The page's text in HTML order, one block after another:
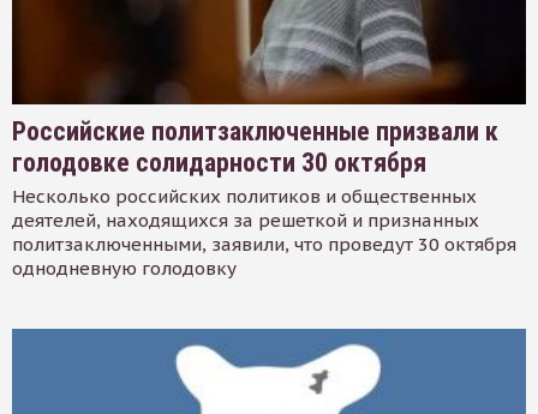
Российские политзаключенные призвали к
голодовке солидарности 30 октября
Несколько российских политиков и общественных
деятелей, находящихся за решеткой и признанных
политзаключенными, заявили, что проведут 30 октября
однодневную голодовку